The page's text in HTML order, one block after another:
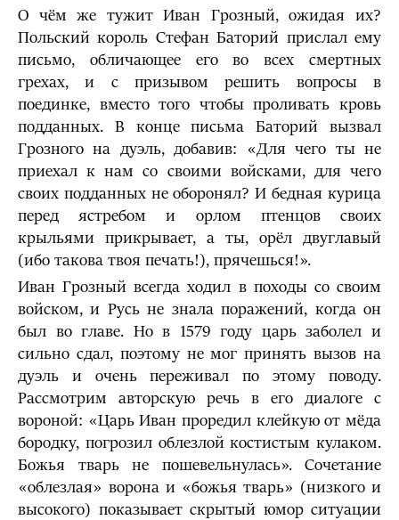
О чём же тужит Иван Грозный, ожидая их?
Польский король Стефан Баторий прислал ему
письмо, обличающее его во всех смертных
грехах, и с призывом решить вопросы в
поединке, вместо того чтобы проливать кровь
подданных. В конце письма Баторий вызвал
Грозного на дуэль, добавив: «Для чего ты не
приехал к нам со своими войсками, для чего
своих подданных не оборонял? И бедная курица
перед ястребом и орлом птенцов своих
крыльями прикрывает, а ты, орёл двуглавый
(ибо такова твоя печать!), прячешься!».
Иван Грозный всегда ходил в походы со своим
войском, и Русь не знала поражений, когда он
был во главе. Но в 1579 году царь заболел и
сильно сдал, поэтому не мог принять вызов на
дуэль и очень переживал по этому поводу.
Рассмотрим авторскую речь в его диалоге с
вороной: «Царь Иван проредил клейкую от мёда
бородку, погрозил облезлой костистым кулаком.
Божья тварь не пошевельнулась». Сочетание
«облезлая» ворона и «божья тварь» (низкого и
высокого) показывает скрытый юмор ситуации